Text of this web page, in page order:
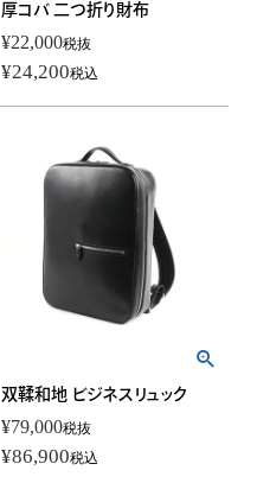
厚コバ 二つ折り財布
¥22,000税抜
¥24,200税込
双鞣和地 ビジネスリュック
¥79,000税抜
¥86,900税込